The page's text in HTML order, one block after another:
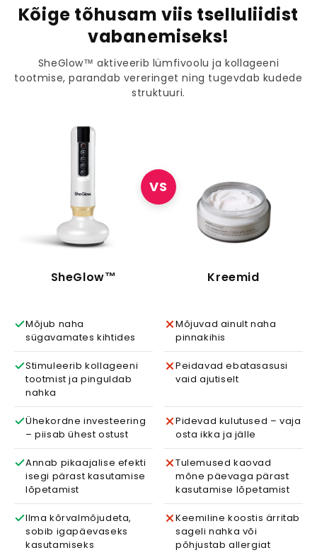
Kõige tõhusam viis tselluliidist
vabanemiseks!
SheGlow™ aktiveerib lümfivoolu ja kollageeni
tootmise, parandab vereringet ning tugevdab kudede
struktuuri.
VS
SheGlow™ Kreemid
Mõjub naha
sügavamates kihtides
Mõjuvad ainult naha
pinnakihis
Stimuleerib kollageeni
tootmist ja pinguldab
nahka
Peidavad ebatasasusi
vaid ajutiselt
Ühekordne investeering
– piisab ühest ostust
Pidevad kulutused – vaja
osta ikka ja jälle
Annab pikaajalise efekti
isegi pärast kasutamise
lõpetamist
Tulemused kaovad
mõne päevaga pärast
kasutamise lõpetamist
Ilma kõrvalmõjudeta,
sobib igapäevaseks
kasutamiseks
Keemiline koostis ärritab
sageli nahka või
põhjustab allergiat